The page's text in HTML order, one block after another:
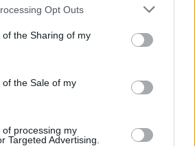
app uses one or more Google
or usage behaviour. You may click to
to Google and its third-party tags to
specified purposes in below Google
Opt Outs
the Sharing of my
the Sale of my
processing my
Targeted Advertising.